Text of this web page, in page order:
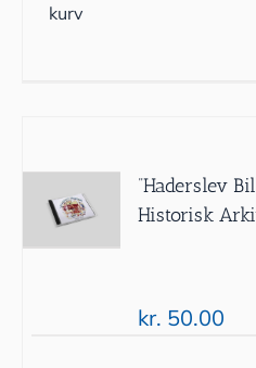
kurv
”Haderslev
Historisk
kr. 50.00